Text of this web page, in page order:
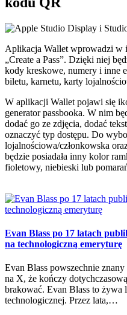
Aplikacja Wallet wprowadzi w
„Create a Pass”. Dzięki niej
kody kreskowe, numery i inne
biletu, karnetu, karty
W aplikacji Wallet pojawi się
generator passbooka. W nim
dodać go ze zdjęcia, dodać
oznaczyć typ dostępu. Do
lojalnościowa/członkowska
będzie posiadała inny kolor
fioletowy, niebieski lub
Evan Blass po 17 latach
na technologiczną emeryturę
Evan Blass powszechnie
na X, że kończy
brakować. Evan Blass to żywa
technologicznej. Przez lata,…